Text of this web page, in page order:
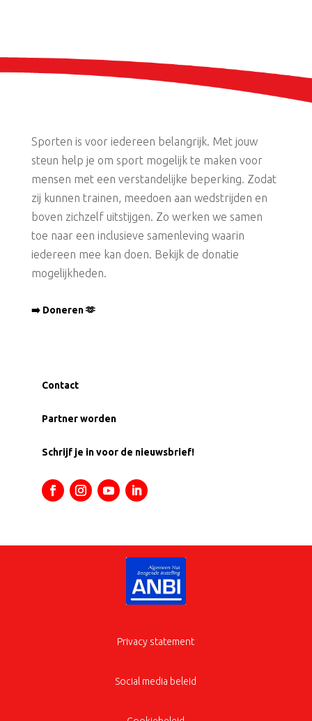
Sporten is voor iedereen belangrijk. Met jouw
steun help je om sport mogelijk te maken voor
mensen met een verstandelijke beperking. Zodat
zij kunnen trainen, meedoen aan wedstrijden en
boven zichzelf uitstijgen. Zo werken we samen
toe naar een inclusieve samenleving waarin
iedereen mee kan doen. Bekijk de donatie
mogelijkheden.
➡️ Doneren 🫶
Contact
Partner worden
Schrijf je in voor de nieuwsbrief!
Privacy statement
Social media beleid